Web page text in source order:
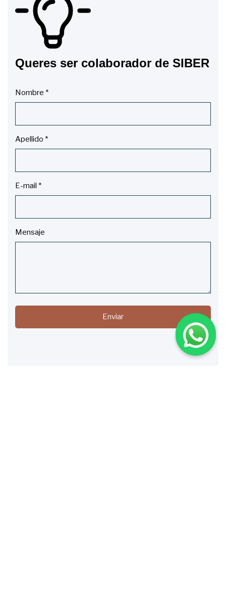
Queres ser colaborador de SIBER
Nombre *
Apellido *
E-mail *
Mensaje
Enviar